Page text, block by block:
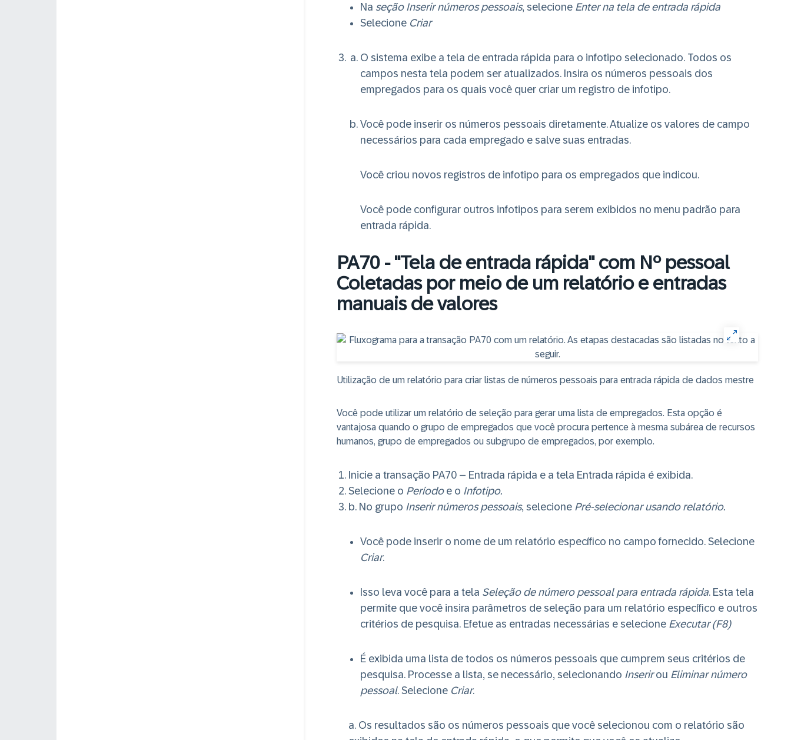
Na seção Inserir números pessoais, selecione Enter na tela de entrada rápida
Selecione Criar
O sistema exibe a tela de entrada rápida para o infotipo selecionado. Todos os
campos nesta tela podem ser atualizados. Insira os números pessoais dos
empregados para os quais você quer criar um registro de infotipo.
Você pode inserir os números pessoais diretamente. Atualize os valores de campo
necessários para cada empregado e salve suas entradas.
Você criou novos registros de infotipo para os empregados que indicou.
Você pode configurar outros infotipos para serem exibidos no menu padrão para
entrada rápida.
PA70 - "Tela de entrada rápida" com Nº pessoal
Coletadas por meio de um relatório e entradas
manuais de valores
Utilização de um relatório para criar listas de números pessoais para entrada rápida de dados mestre
Você pode utilizar um relatório de seleção para gerar uma lista de empregados. Esta opção é
vantajosa quando o grupo de empregados que você procura pertence à mesma subárea de recursos
humanos, grupo de empregados ou subgrupo de empregados, por exemplo.
Inicie a transação PA70 – Entrada rápida e a tela Entrada rápida é exibida.
Selecione o Períodoe o Infotipo.
b. No grupo Inserir números pessoais, selecione Pré-selecionar usando relatório.
Você pode inserir o nome de um relatório específico no campo fornecido. Selecione
Criar.
Isso leva você para a tela Seleção de número pessoal para entrada rápida. Esta tela
permite que você insira parâmetros de seleção para um relatório específico e outros
critérios de pesquisa. Efetue as entradas necessárias e selecione Executar (F8)
É exibida uma lista de todos os números pessoais que cumprem seus critérios de
pesquisa. Processe a lista, se necessário, selecionando Inserirou Eliminar número
pessoal. Selecione Criar.
a. Os resultados são os números pessoais que você selecionou com o relatório são